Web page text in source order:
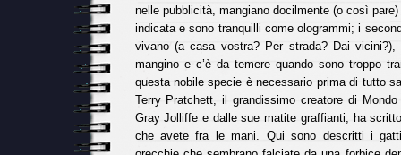
nelle pubblicità, mangiano docilmente (o così
indicata e sono tranquilli come ologrammi; i
vivano (a casa vostra? Per strada? Dai
mangino e c’è da temere quando sono troppo
questa nobile specie è necessario prima di tutto
Terry Pratchett, il grandissimo creatore di
Gray Jolliffe e dalle sue matite graffianti, ha
che avete fra le mani. Qui sono descritti i